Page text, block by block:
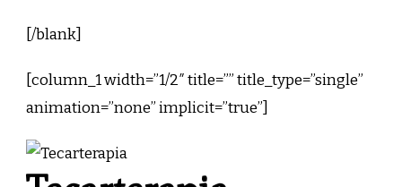
[/blank]
[column_1 width=”1/2″ title=”” title_type=”single”
animation=”none” implicit=”true”]